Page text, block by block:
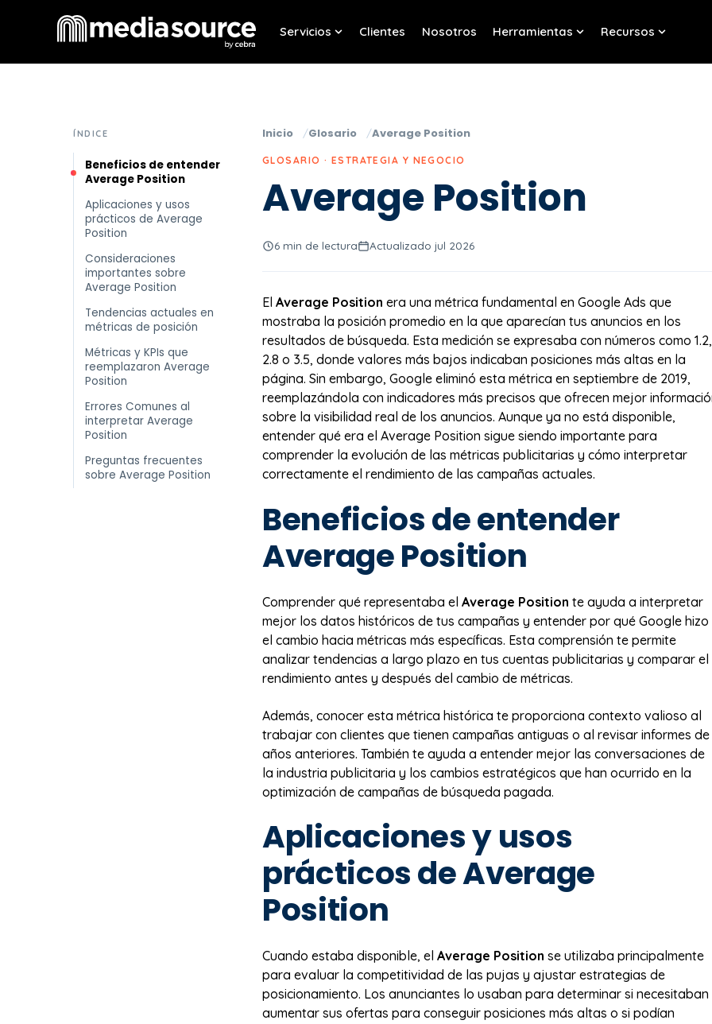
Servicios
Show submenu for Servicios
Clientes Nosotros Herramientas
Show submenu for
Recursos
ÍNDICE
Beneficios de entender
Average Position
Aplicaciones y usos
prácticos de Average
Position
Consideraciones
importantes sobre
Average Position
Tendencias actuales en
métricas de posición
Métricas y KPIs que
reemplazaron Average
Position
Errores Comunes al
interpretar Average
Position
Preguntas frecuentes
sobre Average Position
Inicio Glosario Average Position
GLOSARIO · ESTRATEGIA Y NEGOCIO
Average Position
6 min de lectura Actualizado jul 2026
El Average Position era una métrica fundamental en Google Ads que
mostraba la posición promedio en la que aparecían tus anuncios en los
resultados de búsqueda. Esta medición se expresaba con números como 1.2,
2.8 o 3.5, donde valores más bajos indicaban posiciones más altas en la
página. Sin embargo, Google eliminó esta métrica en septiembre de 2019,
reemplazándola con indicadores más precisos que ofrecen mejor
sobre la visibilidad real de los anuncios. Aunque ya no está disponible,
entender qué era el Average Position sigue siendo importante para
comprender la evolución de las métricas publicitarias y cómo interpretar
correctamente el rendimiento de las campañas actuales.
Beneficios de entender
Average Position
Comprender qué representaba el Average Position te ayuda a interpretar
mejor los datos históricos de tus campañas y entender por qué Google hizo
el cambio hacia métricas más específicas. Esta comprensión te permite
analizar tendencias a largo plazo en tus cuentas publicitarias y comparar el
rendimiento antes y después del cambio de métricas.
Además, conocer esta métrica histórica te proporciona contexto valioso al
trabajar con clientes que tienen campañas antiguas o al revisar informes de
años anteriores. También te ayuda a entender mejor las conversaciones de
la industria publicitaria y los cambios estratégicos que han ocurrido en la
optimización de campañas de búsqueda pagada.
Aplicaciones y usos
prácticos de Average
Position
Cuando estaba disponible, el Average Position se utilizaba principalmente
para evaluar la competitividad de las pujas y ajustar estrategias de
posicionamiento. Los anunciantes lo usaban para determinar si necesitaban
aumentar sus ofertas para conseguir posiciones más altas o si podían